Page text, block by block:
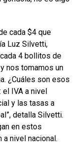
cada $4 que
Luz Silvetti,
4 bollitos de
nos tomamos un
¿Cuáles son esos
IVA a nivel
y las tasas a
detalla Silvetti.
en estos
nivel nacional.